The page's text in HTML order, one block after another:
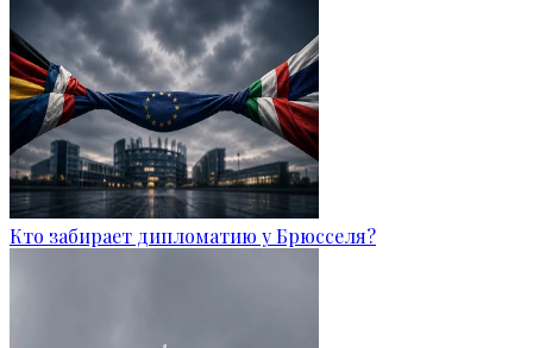
Кто забирает дипломатию у Брюсселя?